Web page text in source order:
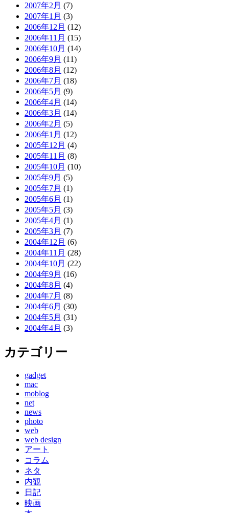
2007年2月 (7)
2007年1月 (3)
2006年12月 (12)
2006年11月 (15)
2006年10月 (14)
2006年9月 (11)
2006年8月 (12)
2006年7月 (18)
2006年5月 (9)
2006年4月 (14)
2006年3月 (14)
2006年2月 (5)
2006年1月 (12)
2005年12月 (4)
2005年11月 (8)
2005年10月 (10)
2005年9月 (5)
2005年7月 (1)
2005年6月 (1)
2005年5月 (3)
2005年4月 (1)
2005年3月 (7)
2004年12月 (6)
2004年11月 (28)
2004年10月 (22)
2004年9月 (16)
2004年8月 (4)
2004年7月 (8)
2004年6月 (30)
2004年5月 (31)
2004年4月 (3)
カテゴリー
gadget
mac
moblog
net
news
photo
web
web design
アート
コラム
ネタ
内観
日記
映画